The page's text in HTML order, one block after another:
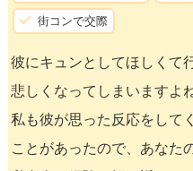
街コンで交際
彼にキュンとしてほしくて
悲しくなってしまいますよ
私も彼が思った反応をして
ことがあったので、あなた